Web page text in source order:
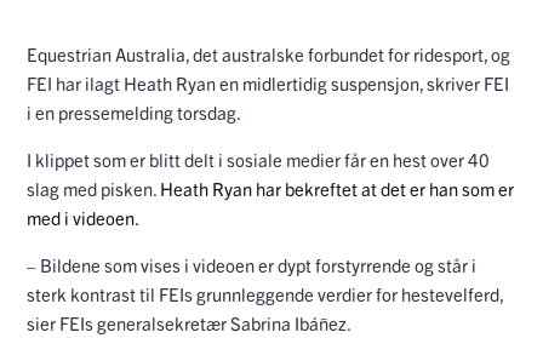
Equestrian Australia, det australske forbundet for ridesport, og
FEI har ilagt Heath Ryan en midlertidig suspensjon, skriver FEI
i en pressemelding torsdag.
I klippet som er blitt delt i sosiale medier får en hest over 40
slag med pisken. Heath Ryan har bekreftet at det er han som er
med i videoen.
– Bildene som vises i videoen er dypt forstyrrende og står i
sterk kontrast til FEIs grunnleggende verdier for hestevelferd,
sier FEIs generalsekretær Sabrina Ibáñez.